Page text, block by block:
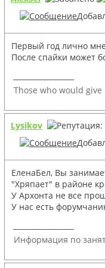
Первый год лично
После спайки может
Those who would
Lysikov
ЕленаБел, Вы
"Хряпает" в районе
У Архонта не все
У нас есть
Информация по